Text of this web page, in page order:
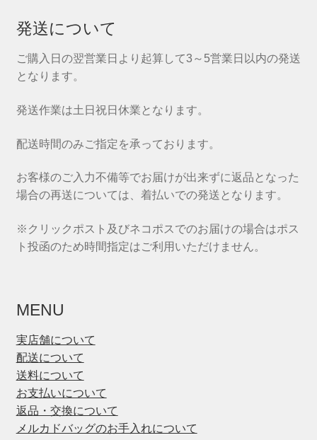
発送について
ご購入日の翌営業日より起算して3～5営業日以内の発送
となります。
発送作業は土日祝日休業となります。
配送時間のみご指定を承っております。
お客様のご入力不備等でお届けが出来ずに返品となった
場合の再送については、着払いでの発送となります。
※クリックポスト及びネコポスでのお届けの場合はポス
ト投函のため時間指定はご利用いただけません。
MENU
実店舗について
配送について
送料について
お支払いについて
返品・交換について
メルカドバッグのお手入れについて